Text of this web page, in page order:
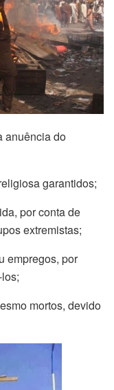
anuência do
garantidos;
por conta de
extremistas;
empregos, por
mortos, devido